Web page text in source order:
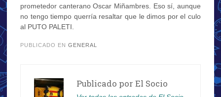
prometedor canterano Oscar Miñambres. Eso sí, aunque
no tengo tiempo querría resaltar que le dimos por el culo
al PUTO PALETI.
PUBLICADO EN GENERAL
Publicado por El Socio